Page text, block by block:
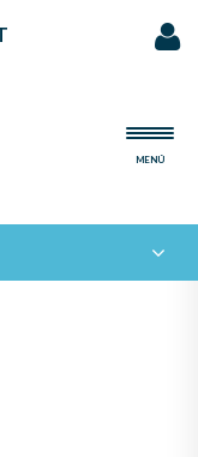
MENÚ